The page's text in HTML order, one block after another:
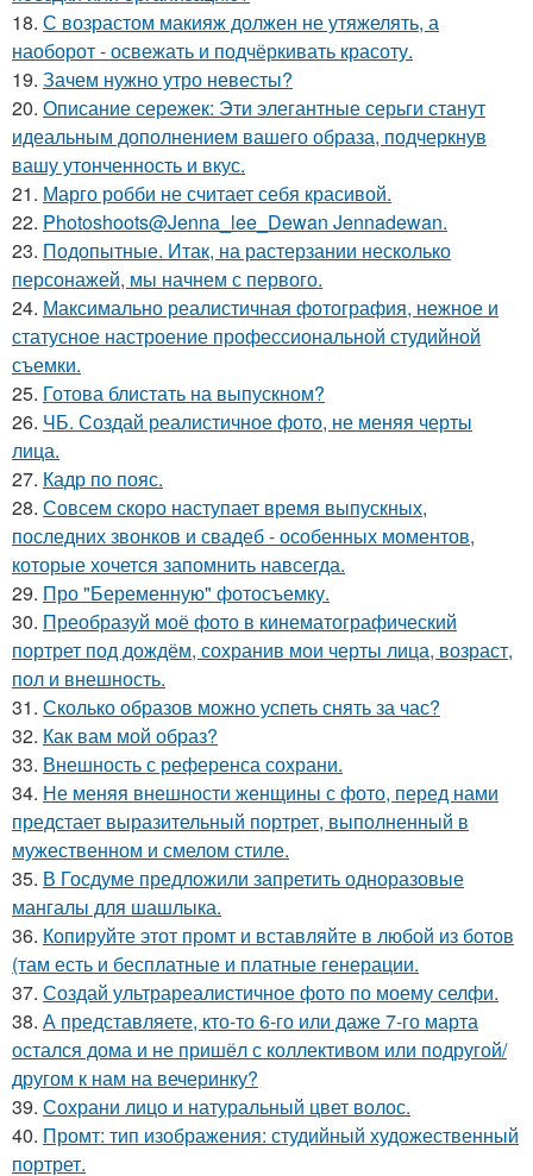
18. С возрастом макияж должен не утяжелять, а
наоборот - освежать и подчёркивать красоту.
19. Зачем нужно утро невесты?
20. Описание сережек: Эти элегантные серьги станут
идеальным дополнением вашего образа, подчеркнув
вашу утонченность и вкус.
21. Марго робби не считает себя красивой.
22. Photoshoots@Jenna_lee_Dewan Jennadewan.
23. Подопытные. Итак, на растерзании несколько
персонажей, мы начнем с первого.
24. Максимально реалистичная фотография, нежное и
статусное настроение профессиональной студийной
съемки.
25. Готова блистать на выпускном?
26. ЧБ. Создай реалистичное фото, не меняя черты
лица.
27. Кадр по пояс.
28. Совсем скоро наступает время выпускных,
последних звонков и свадеб - особенных моментов,
которые хочется запомнить навсегда.
29. Про "Беременную" фотосъемку.
30. Преобразуй моё фото в кинематографический
портрет под дождём, сохранив мои черты лица, возраст,
пол и внешность.
31. Сколько образов можно успеть снять за час?
32. Как вам мой образ?
33. Внешность с референса сохрани.
34. Не меняя внешности женщины с фото, перед нами
предстает выразительный портрет, выполненный в
мужественном и смелом стиле.
35. В Госдуме предложили запретить одноразовые
мангалы для шашлыка.
36. Копируйте этот промт и вставляйте в любой из ботов
(там есть и бесплатные и платные генерации.
37. Создай ультрареалистичное фото по моему селфи.
38. А представляете, кто-то 6-го или даже 7-го марта
остался дома и не пришёл с коллективом или подругой/
другом к нам на вечеринку?
39. Сохрани лицо и натуральный цвет волос.
40. Промт: тип изображения: студийный художественный
портрет.